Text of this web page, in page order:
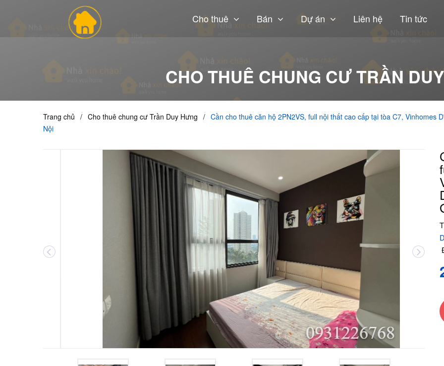
Cho thuê Bán Dự án Liên hệ Tin tức
CHO THUÊ CHUNG CƯ TRẦN
Trang chủ / Cho thuê chung cư Trần Duy Hưng / Cần cho thuê căn hộ 2PN2VS, full nội thất cao cấp tại tòa C7, Vinhomes
Nội